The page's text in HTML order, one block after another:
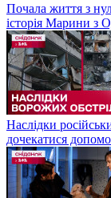
Почала життя з
історія Марини з
Наслідки
дочекатися